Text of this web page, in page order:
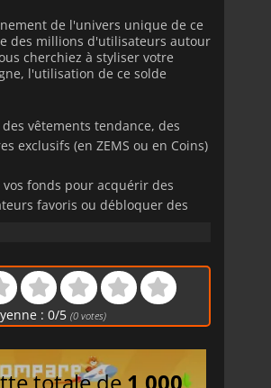
de l'univers unique de ce
des millions d'utilisateurs autour
cherchiez à styliser votre
l'utilisation de ce solde
vêtements tendance, des
exclusifs (en ZEMS ou en Coins)
vos fonds pour acquérir des
favoris ou débloquer des
sans avoir à lier de carte
cherchiez à vous faire plaisir ou à
des restrictions de zone et de
:0/5 (0 votes)